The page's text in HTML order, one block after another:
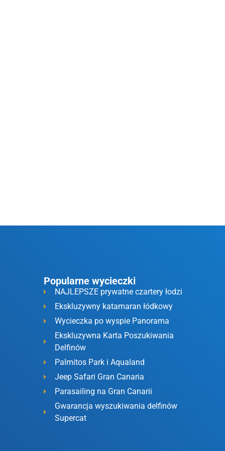
Popularne wycieczki
NAJLEPSZE prywatne czartery łodzi
Ekskluzywny katamaran łódkowy
Wycieczka po wyspie Panorama
Ekskluzywna Karta Poszukiwania
Delfinów
Palmitos Park i Aqualand
Jeep Safari Gran Canaria
Parasailing na Gran Canarii
Gwarancja wyszukiwania delfinów
Supercat